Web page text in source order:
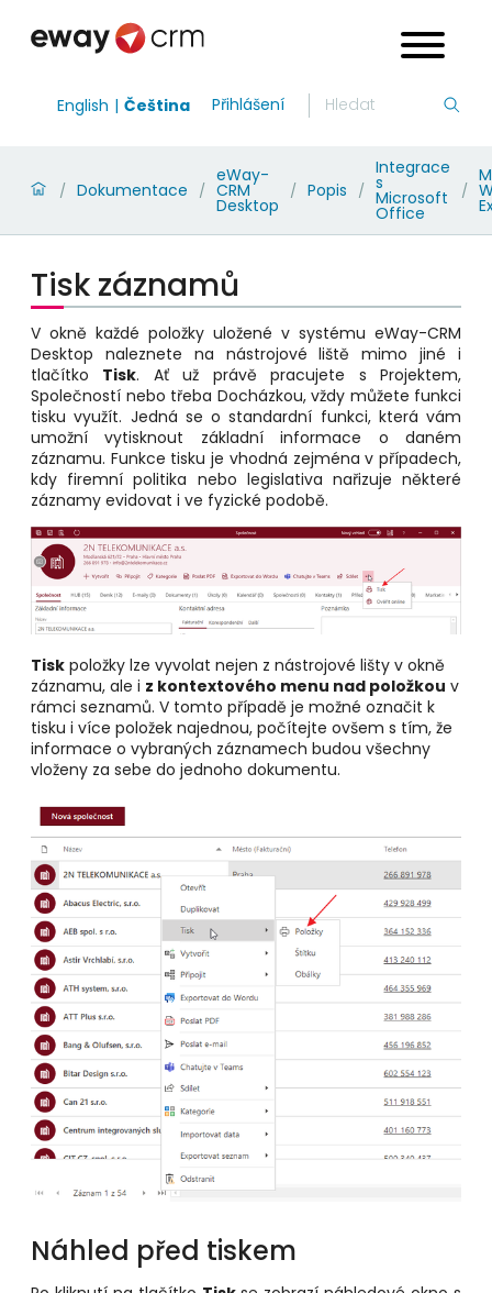
English Čeština Přihlášení
/ Dokumentace /
eWay-
CRM
Desktop
/ Popis /
Integrace
s
Microsoft
Office
/
Tisk záznamů
V okně každé položky uložené v systému eWay-CRM
Desktop naleznete na nástrojové liště mimo jiné i
tlačítko Tisk. Ať už právě pracujete s Projektem,
Společností nebo třeba Docházkou, vždy můžete funkci
tisku využít. Jedná se o standardní funkci, která vám
umožní vytisknout základní informace o daném
záznamu. Funkce tisku je vhodná zejména v případech,
kdy firemní politika nebo legislativa nařizuje některé
záznamy evidovat i ve fyzické podobě.
Tisk položky lze vyvolat nejen z nástrojové lišty v okně
záznamu, ale i z kontextového menu nad položkou v
rámci seznamů. V tomto případě je možné označit k
tisku i více položek najednou, počítejte ovšem s tím, že
informace o vybraných záznamech budou všechny
vloženy za sebe do jednoho dokumentu.
Náhled před tiskem